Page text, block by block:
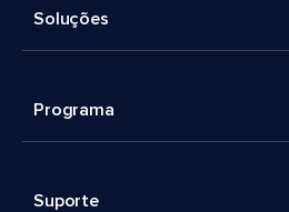
Soluções
Programa
Suporte